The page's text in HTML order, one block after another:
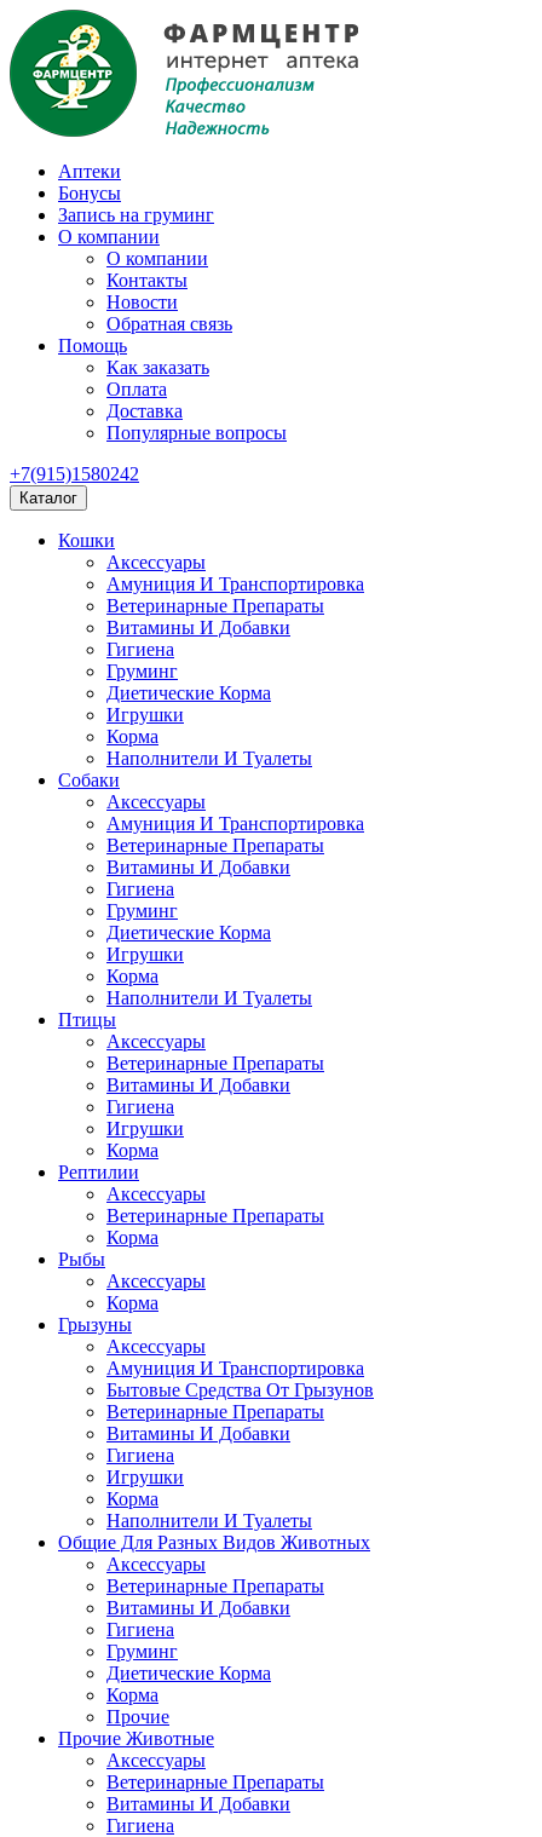
Аптеки
Бонусы
Запись на груминг
О компании
О компании
Контакты
Новости
Обратная связь
Помощь
Как заказать
Оплата
Доставка
Популярные вопросы
+7(915)1580242
Каталог
Кошки
Аксессуары
Амуниция И Транспортировка
Ветеринарные Препараты
Витамины И Добавки
Гигиена
Груминг
Диетические Корма
Игрушки
Корма
Наполнители И Туалеты
Собаки
Аксессуары
Амуниция И Транспортировка
Ветеринарные Препараты
Витамины И Добавки
Гигиена
Груминг
Диетические Корма
Игрушки
Корма
Наполнители И Туалеты
Птицы
Аксессуары
Ветеринарные Препараты
Витамины И Добавки
Гигиена
Игрушки
Корма
Рептилии
Аксессуары
Ветеринарные Препараты
Корма
Рыбы
Аксессуары
Корма
Грызуны
Аксессуары
Амуниция И Транспортировка
Бытовые Средства От Грызунов
Ветеринарные Препараты
Витамины И Добавки
Гигиена
Игрушки
Корма
Наполнители И Туалеты
Общие Для Разных Видов Животных
Аксессуары
Ветеринарные Препараты
Витамины И Добавки
Гигиена
Груминг
Диетические Корма
Корма
Прочие
Прочие Животные
Аксессуары
Ветеринарные Препараты
Витамины И Добавки
Гигиена